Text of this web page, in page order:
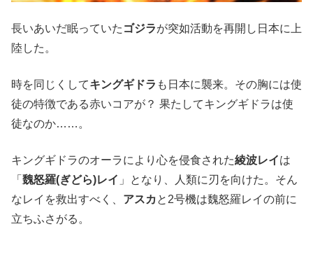
長いあいだ眠っていた ゴジラが突如活動を再開し日本に上
陸した。
時を同じくしてキングギドラ も日本に襲来。その胸には使
徒の特徴である赤いコアが？ 果たしてキングギドラは使
徒なのか……。
キングギドラのオーラにより心を侵食された綾波レイは
「 魏怒羅(ぎどら)レイ 」となり、人類に刃を向けた。そん
なレイを救出すべく、 アスカ と2号機は魏怒羅レイの前に
立ちふさがる。